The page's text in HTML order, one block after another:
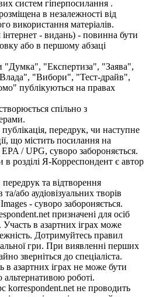
систем гіперпосилання .
в незалежності від
використання матеріалів.
- видань) - повинна бути
або в першому абзаці
"Думка", "Експертиза", "Заява",
"Вибори", "Тест-драйв",
публікуються на правах
спільно з
передрук, чи наступне
що містить посилання на
/ UPG, суворо забороняється.
в розділі Я-Корреспондент є автор
та відтворення
або аудіовізуальних творів
- суворо забороняється.
призначені для осіб
в азартних іграх може
Дотримуйтесь правил
гри. При виявленні перших
зверніться до спеціаліста.
в азартних іграх не може бути
альтернативою роботі.
korrespondent.net не проводить